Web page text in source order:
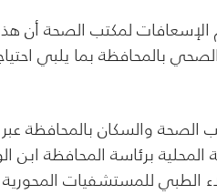
لمكتب الصحة أن هذا
بالمحافظة بما يلبي
الصحة والسكان بالمحافظة
برئاسة المحافظة ابن
للمستشفيات المحورية